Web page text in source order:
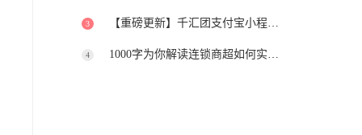
3 【重磅更新】千汇团支付宝小程序上线
4 1000字为你解读连锁商超如何实现转型升级